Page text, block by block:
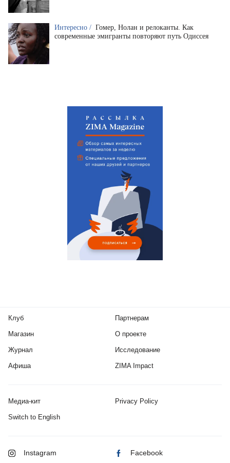
Интересно / Гомер, Нолан и релоканты. Как
современные эмигранты повторяют путь Одиссея
Клуб
Магазин
Журнал
Афиша
Партнерам
О проекте
Исследование
ZIMA Impact
Медиа-кит Privacy Policy
Switch to English
Instagram Facebook